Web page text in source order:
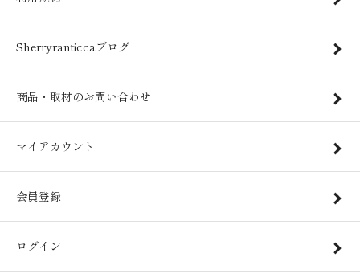
Sherryranticcaブログ
商品・取材のお問い合わせ
マイアカウント
会員登録
ログイン